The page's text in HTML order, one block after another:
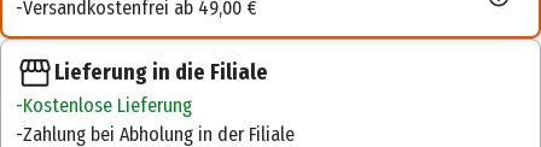
Versandkostenfrei ab 49,00 €
Lieferung in die Filiale
Kostenlose Lieferung
Zahlung bei Abholung in der Filiale